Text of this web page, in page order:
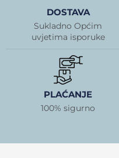
DOSTAVA
Sukladno Općim
uvjetima isporuke
PLAĆANJE
100% sigurno